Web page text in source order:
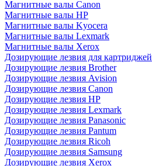
Магнитные валы Canon
Магнитные валы HP
Магнитные валы Kyocera
Магнитные валы Lexmark
Магнитные валы Xerox
Дозирующие лезвия для картриджей
Дозирующие лезвия Brother
Дозирующие лезвия Avision
Дозирующие лезвия Canon
Дозирующие лезвия HP
Дозирующие лезвия Lexmark
Дозирующие лезвия Panasonic
Дозирующие лезвия Pantum
Дозирующие лезвия Ricoh
Дозирующие лезвия Samsung
Дозирующие лезвия Xerox